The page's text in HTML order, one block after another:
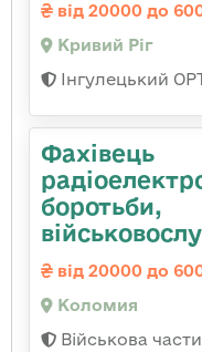
від 20000 до
Кривий Ріг
Інгулецький
Фахівець
боротьби,
від 20000 до
Коломия
Військова